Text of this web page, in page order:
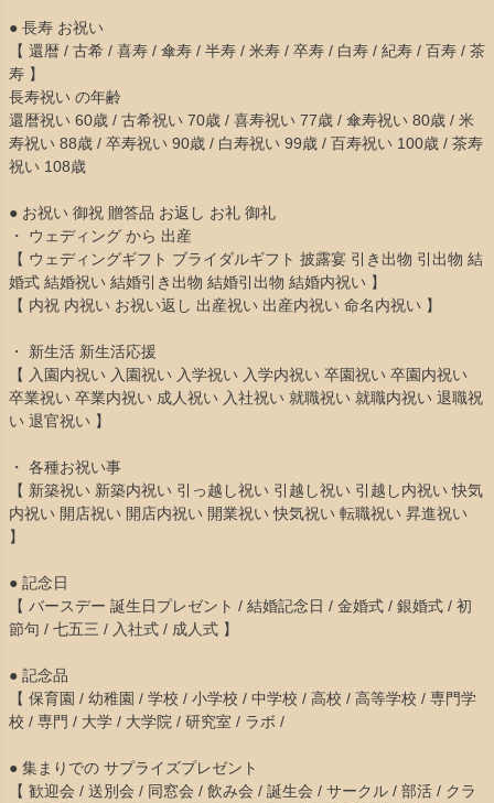
● 長寿 お祝い
【 還暦 / 古希 / 喜寿 / 傘寿 / 半寿 / 米寿 / 卒寿 / 白寿 / 紀寿 / 百寿 / 茶
寿 】
長寿祝い の年齢
還暦祝い 60歳 / 古希祝い 70歳 / 喜寿祝い 77歳 / 傘寿祝い 80歳 / 米
寿祝い 88歳 / 卒寿祝い 90歳 / 白寿祝い 99歳 / 百寿祝い 100歳 / 茶寿
祝い 108歳
● お祝い 御祝 贈答品 お返し お礼 御礼
・ ウェディング から 出産
【 ウェディングギフト ブライダルギフト 披露宴 引き出物 引出物 結
婚式 結婚祝い 結婚引き出物 結婚引出物 結婚内祝い 】
【 内祝 内祝い お祝い返し 出産祝い 出産内祝い 命名内祝い 】
・ 新生活 新生活応援
【 入園内祝い 入園祝い 入学祝い 入学内祝い 卒園祝い 卒園内祝い
卒業祝い 卒業内祝い 成人祝い 入社祝い 就職祝い 就職内祝い 退職祝
い 退官祝い 】
・ 各種お祝い事
【 新築祝い 新築内祝い 引っ越し祝い 引越し祝い 引越し内祝い 快気
内祝い 開店祝い 開店内祝い 開業祝い 快気祝い 転職祝い 昇進祝い
】
● 記念日
【 バースデー 誕生日プレゼント / 結婚記念日 / 金婚式 / 銀婚式 / 初
節句 / 七五三 / 入社式 / 成人式 】
● 記念品
【 保育園 / 幼稚園 / 学校 / 小学校 / 中学校 / 高校 / 高等学校 / 専門学
校 / 専門 / 大学 / 大学院 / 研究室 / ラボ /
● 集まりでの サプライズプレゼント
【 歓迎会 / 送別会 / 同窓会 / 飲み会 / 誕生会 / サークル / 部活 / クラ